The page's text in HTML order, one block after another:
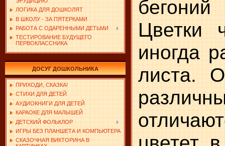
ЛОГИКА ДЛЯ ДОШКОЛЯТ
В ШКОЛУ - ЗА ПЯТЕРКАМИ
РАБОТА С ОДАРЕННЫМИ ДЕТЬМИ
ТЕСТИРОВАНИЕ БУДУЩЕГО
ПЕРВОКЛАССНИКА
ДОСУГ ДОШКОЛЬНИКА
ПРИХОДИ, СКАЗКА!
СТИХИ ДЛЯ ДЕТЕЙ
АУДИОКНИГИ ДЛЯ ДЕТЕЙ
КАРАОКЕ ДЛЯ МАЛЫШЕЙ
ДЕТСКИЙ ФОЛЬКЛОР
ИГРЫ БЕЗ ПЛАНШЕТА И КОМПЬЮТЕРА
СКАЗОЧНАЯ ВИКТОРИНА В
Цветки
иногда
листа.